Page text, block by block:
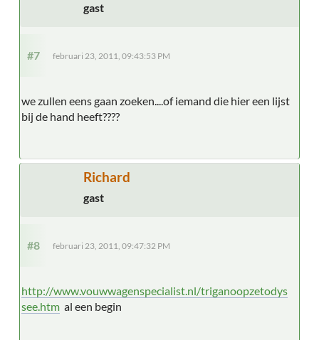
gast
#7 februari 23, 2011, 09:43:53 PM
we zullen eens gaan zoeken....of iemand die hier een lijst
bij de hand heeft????
Richard
gast
#8 februari 23, 2011, 09:47:32 PM
http://www.vouwwagenspecialist.nl/triganoopzetodys
see.htm al een begin